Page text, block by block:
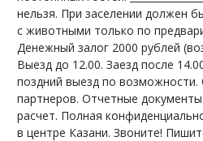
нельзя. При заселении должен
с животными только по
Денежный залог 2000 рублей
Выезд до 12.00. Заезд после
поздний выезд по возможности.
партнеров. Отчетные
расчет. Полная
в центре Казани. Звоните!